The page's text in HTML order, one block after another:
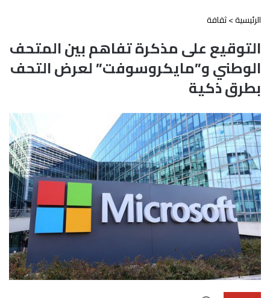
الرئيسية>ثقافة
التوقيع على مذكرة تفاهم بين المتحف
الوطني و”مايكروسوفت” لعرض التحف
بطرق ذكية